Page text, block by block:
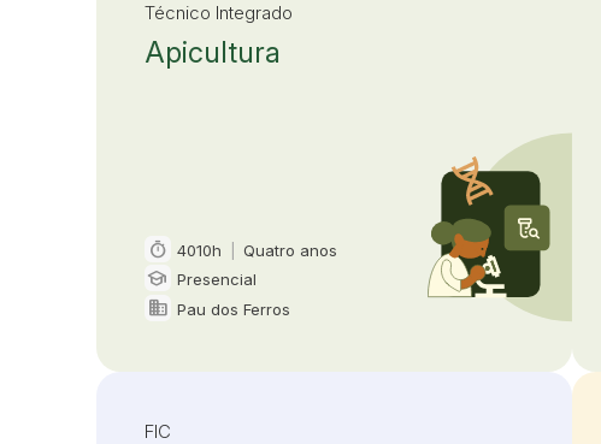
Técnico Integrado
Apicultura
timer
Carga horária e duração
4010h Quatro anos
school
Modalidade
Presencial
domain
Oferta em
Pau dos Ferros
FIC